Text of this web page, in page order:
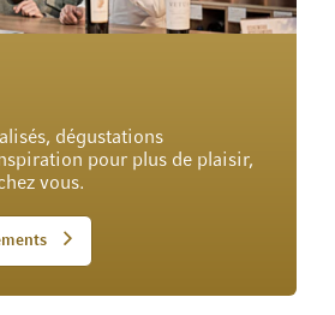
dégustations
pour plus de plaisir,
vous.